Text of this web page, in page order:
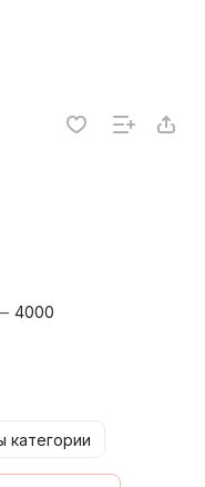
4000
категории